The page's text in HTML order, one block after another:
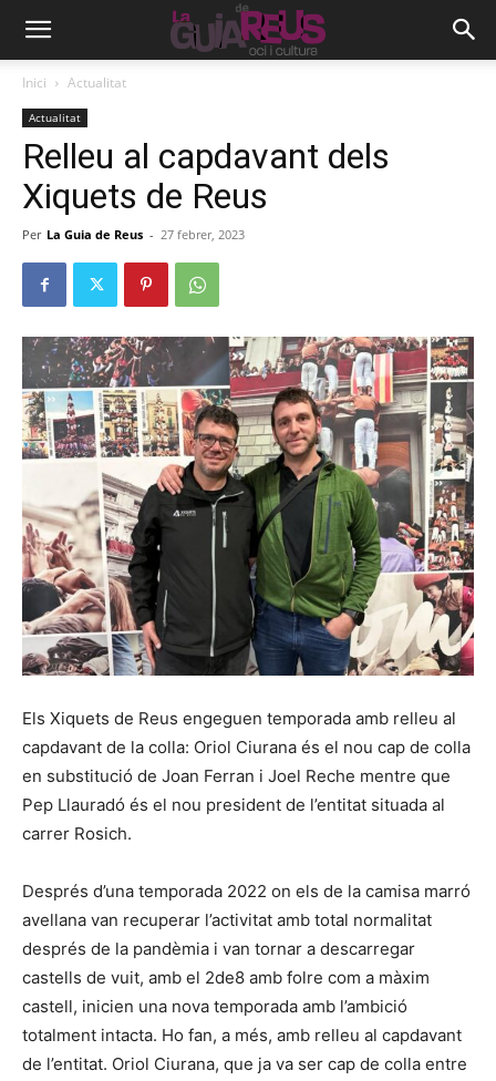
Inici Actualitat
Actualitat
Relleu al capdavant dels
Xiquets de Reus
Per La Guia de Reus - 27 febrer, 2023
Els Xiquets de Reus engeguen temporada amb relleu al
capdavant de la colla: Oriol Ciurana és el nou cap de colla
en substitució de Joan Ferran i Joel Reche mentre que
Pep Llauradó és el nou president de l’entitat situada al
carrer Rosich.
Després d’una temporada 2022 on els de la camisa marró
avellana van recuperar l’activitat amb total normalitat
després de la pandèmia i van tornar a descarregar
castells de vuit, amb el 2de8 amb folre com a màxim
castell, inicien una nova temporada amb l’ambició
totalment intacta. Ho fan, a més, amb relleu al capdavant
de l’entitat. Oriol Ciurana, que ja va ser cap de colla entre